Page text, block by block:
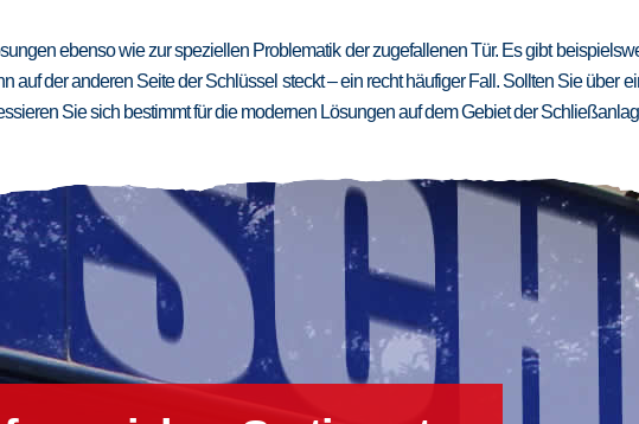
ebenso wie zur speziellen Problematik der zugefallenen Tür. Es gibt
auf der anderen Seite der Schlüssel steckt – ein recht häufiger Fall. Sollten Sie über
Sie sich bestimmt für die modernen Lösungen auf dem Gebiet der